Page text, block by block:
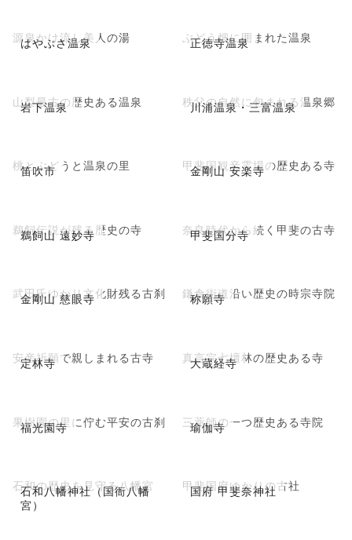
はやぶさ温泉
源泉かけ流し美人の湯 正徳寺温泉
ぶどう畑に囲まれた温泉
岩下温泉
山梨最古の歴史ある温泉 川浦温泉・三富温泉
秩父の自然に包まれる温泉郷
笛吹市
桃とぶどうと温泉の里 金剛山 安楽寺
甲斐国観音霊場の歴史ある寺
鵜飼山 遠妙寺
鵜飼伝説が残る歴史の寺 甲斐国分寺
奈良時代から続く甲斐の古寺
金剛山 慈眼寺
武田氏ゆかり文化財残る古刹 称願寺
鎌倉街道沿い歴史の時宗寺院
定林寺
安産祈願で親しまれる古寺 大蔵経寺
真言宗七壇林の歴史ある寺
福光園寺
果樹園の里に佇む平安の古刹 瑜伽寺
三薬師の一つ歴史ある寺院
石和八幡神社（国衙八幡
宮）
石和の歴史を見守る八幡宮 国府 甲斐奈神社
甲斐国府ゆかりの古社